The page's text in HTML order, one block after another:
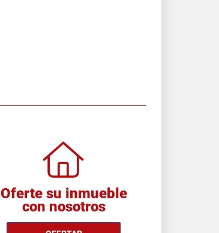
Oferte su inmueble
con nosotros